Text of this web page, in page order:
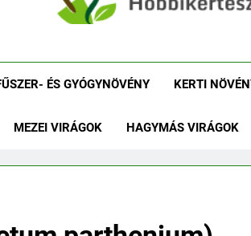
ÉS GYÓGYNÖVÉNY KERTI
MEZEI VIRÁGOK HAGYMÁS VIRÁGOK